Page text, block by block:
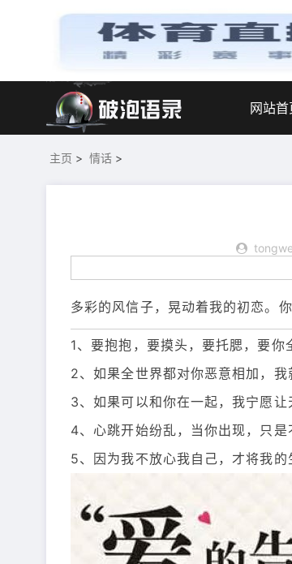
网站首
主页 > 情话 >
多彩的风信子，晃动着我的初恋。
1、要抱抱，要摸头，要托腮，要你
2、如果全世界都对你恶意相加，我
3、如果可以和你在一起，我宁愿
4、心跳开始纷乱，当你出现，只是
5、因为我不放心我自己，才将我